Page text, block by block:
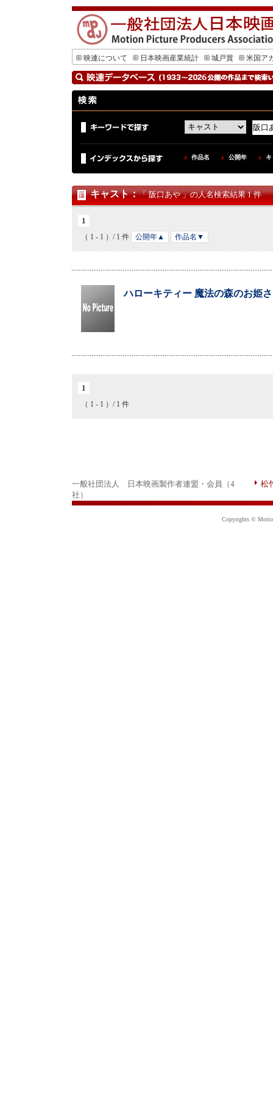
映連について 日本映画産業統計 城戸賞 米国ア
作品名 公開年
キャスト：「 阪口あや 」の人名検索結果 1 件
1
（ 1 - 1 ）/ 1 件 公開年▲ 作品名▼
ハローキティー 魔法の森のお姫
1
（ 1 - 1 ）/ 1 件
一般社団法人 日本映画製作者連盟・会員（4
社）
松
Copyrights ©